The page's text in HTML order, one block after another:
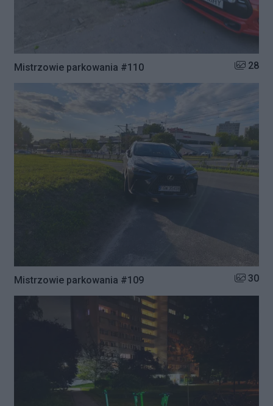
Mistrzowie parkowania #110 Liczba
28
Mistrzowie parkowania #109 Liczba
30